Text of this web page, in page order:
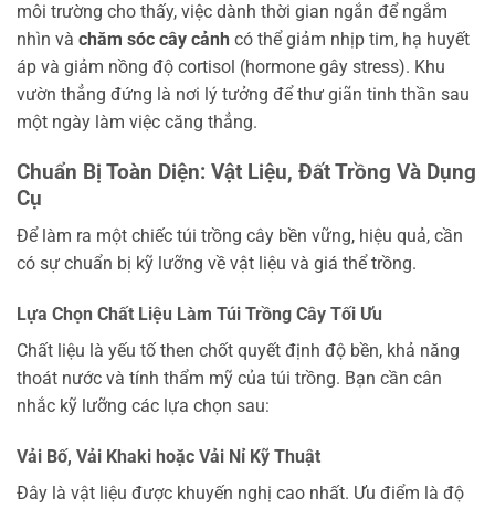
môi trường cho thấy, việc dành thời gian ngắn để ngắm
nhìn và chăm sóc cây cảnh có thể giảm nhịp tim, hạ huyết
áp và giảm nồng độ cortisol (hormone gây stress). Khu
vườn thẳng đứng là nơi lý tưởng để thư giãn tinh thần sau
một ngày làm việc căng thẳng.
Chuẩn Bị Toàn Diện: Vật Liệu, Đất Trồng Và Dụng
Cụ
Để làm ra một chiếc túi trồng cây bền vững, hiệu quả, cần
có sự chuẩn bị kỹ lưỡng về vật liệu và giá thể trồng.
Lựa Chọn Chất Liệu Làm Túi Trồng Cây Tối Ưu
Chất liệu là yếu tố then chốt quyết định độ bền, khả năng
thoát nước và tính thẩm mỹ của túi trồng. Bạn cần cân
nhắc kỹ lưỡng các lựa chọn sau:
Vải Bố, Vải Khaki hoặc Vải Nỉ Kỹ Thuật
Đây là vật liệu được khuyến nghị cao nhất. Ưu điểm là độ